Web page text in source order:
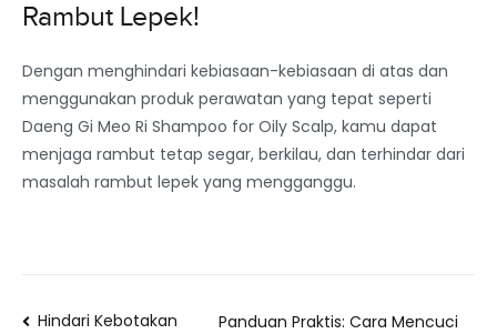
Rambut Lepek!
Dengan menghindari kebiasaan-kebiasaan di atas dan
menggunakan produk perawatan yang tepat seperti
Daeng Gi Meo Ri Shampoo for Oily Scalp, kamu dapat
menjaga rambut tetap segar, berkilau, dan terhindar dari
masalah rambut lepek yang mengganggu.
Hindari Kebotakan
Panduan Praktis: Cara Mencuci